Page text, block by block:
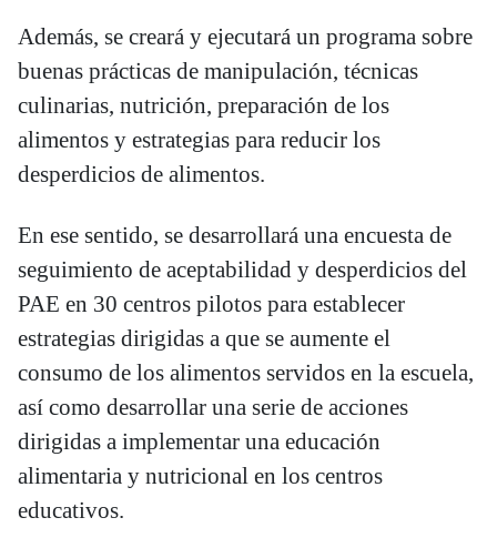
Además, se creará y ejecutará un programa sobre
buenas prácticas de manipulación, técnicas
culinarias, nutrición, preparación de los
alimentos y estrategias para reducir los
desperdicios de alimentos.
En ese sentido, se desarrollará una encuesta de
seguimiento de aceptabilidad y desperdicios del
PAE en 30 centros pilotos para establecer
estrategias dirigidas a que se aumente el
consumo de los alimentos servidos en la escuela,
así como desarrollar una serie de acciones
dirigidas a implementar una educación
alimentaria y nutricional en los centros
educativos.